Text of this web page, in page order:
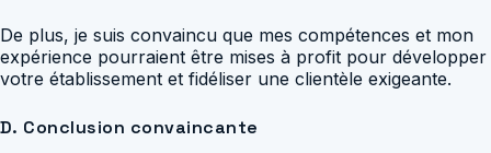
De plus, je suis convaincu que mes compétences et mon
expérience pourraient être mises à profit pour développer
votre établissement et fidéliser une clientèle exigeante.
D. Conclusion convaincante